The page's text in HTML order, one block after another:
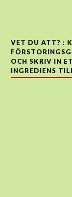
VET DU ATT? :
OCH SKRIV IN
INGREDIENS